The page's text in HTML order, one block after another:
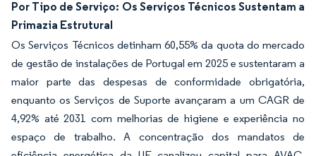
Por Tipo de Serviço: Os Serviços Técnicos Sustentam a
Primazia Estrutural
Os Serviços Técnicos detinham 60,55% da quota do mercado
de gestão de instalações de Portugal em 2025 e sustentaram a
maior parte das despesas de conformidade obrigatória,
enquanto os Serviços de Suporte avançaram a um CAGR de
4,92% até 2031 com melhorias de higiene e experiência no
espaço de trabalho. A concentração dos mandatos de